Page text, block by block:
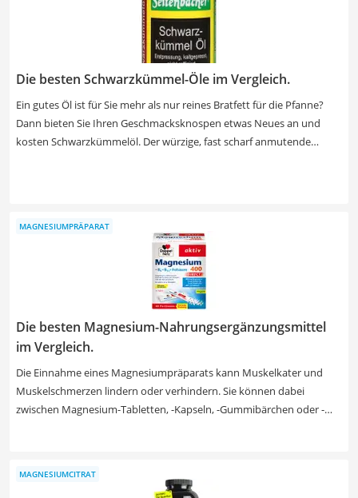
Die besten Schwarzkümmel-Öle im Vergleich.
Ein gutes Öl ist für Sie mehr als nur reines Bratfett für die Pfanne?
Dann bieten Sie Ihren Geschmacksknospen etwas Neues an und
kosten Schwarzkümmelöl. Der würzige, fast scharf anmutende
Sie es als Zeckenschutz oder als Unterstützung bei Allergien und
Asthma. Ein Blick in unsere Produkttabelle genügt und Sie finden das
richtige Produkt für Ihre Bedürfnisse.
Die besten Magnesium-Nahrungsergänzungsmittel
im Vergleich.
Die Einnahme eines Magnesiumpräparats kann Muskelkater und
Muskelschmerzen lindern oder verhindern. Sie können dabei
zwischen Magnesium-Tabletten, -Kapseln, -Gummibärchen oder -
Produkt. Wählen Sie jetzt ein Magnesiumpräparat mit weiteren
MAGNESIUMPRÄPARAT
MAGNESIUMCITRAT